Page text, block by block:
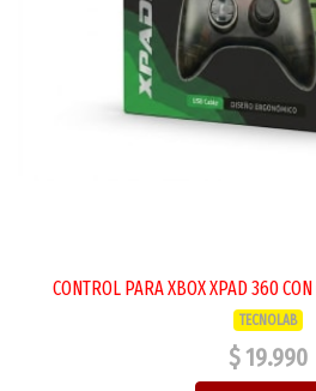
CONTROL PARA XBOX XPAD 360
TECNOLAB
$ 19.990